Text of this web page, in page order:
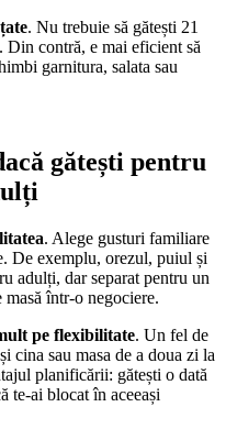
. Nu trebuie să gătești 21
Din contră, e mai eficient să
garnitura, salata sau
gătești pentru
. Alege gusturi familiare
De exemplu, orezul, puiul și
adulți, dar separat pentru un
într-o negociere.
pe flexibilitate. Un fel de
cina sau masa de a doua zi la
planificării: gătești o dată
te-ai blocat în aceeași